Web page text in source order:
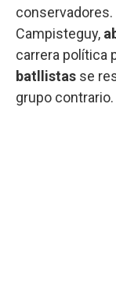
Campisteguy,
carrera política
batllistas se
grupo contrario.